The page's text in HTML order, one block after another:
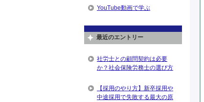
YouTube動画で学ぶ
最近のエントリー
社労士との顧問契約は必要
か？社会保険労務士の選び方
【採用のやり方】新卒採用や
中途採用で失敗する最大の原